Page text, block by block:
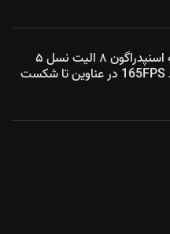
تست گیمینگ اولیه اسنپدراگون ۸ الیت نسل ۵
منتشر شد، از حدود 165FPS در عناوین تا شکست